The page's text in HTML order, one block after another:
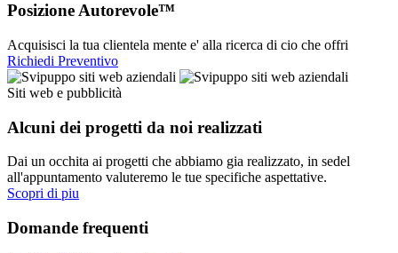
Posizione Autorevole™
Acquisisci la tua clientela mente e' alla ricerca di cio che offri
Richiedi Preventivo
Siti web e pubblicità
Alcuni dei progetti da noi realizzati
Dai un occhita ai progetti che abbiamo gia realizzato, in sedel
all'appuntamento valuteremo le tue specifiche aspettative.
Scopri di piu
Domande frequenti